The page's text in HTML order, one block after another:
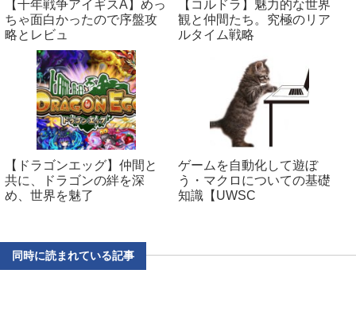
【千年戦争アイギスA】めっ
ちゃ面白かったので序盤攻
略とレビュ
【コルドラ】魅力的な世界
観と仲間たち。究極のリア
ルタイム戦略
【ドラゴンエッグ】仲間と
共に、ドラゴンの絆を深
め、世界を魅了
ゲームを自動化して遊ぼ
う・マクロについての基礎
知識【UWSC
同時に読まれている記事